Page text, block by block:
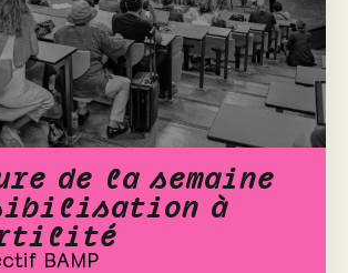
de la semaine
à
BAMP